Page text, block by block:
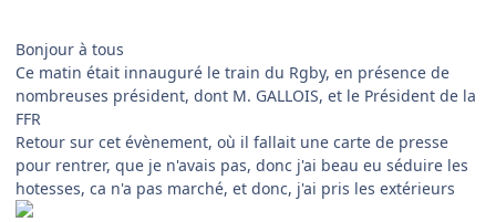
Bonjour à tous
Ce matin était innauguré le train du Rgby, en présence de
nombreuses président, dont M. GALLOIS, et le Président de la
FFR
Retour sur cet évènement, où il fallait une carte de presse
pour rentrer, que je n'avais pas, donc j'ai beau eu séduire les
hotesses, ca n'a pas marché, et donc, j'ai pris les extérieurs